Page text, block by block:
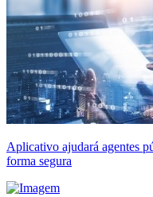
Aplicativo ajudará agentes
forma segura